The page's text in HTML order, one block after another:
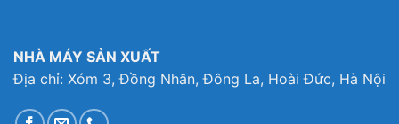
NHÀ MÁY SẢN XUẤT
Địa chỉ: Xóm 3, Đồng Nhân, Đông La, Hoài Đức, Hà Nội